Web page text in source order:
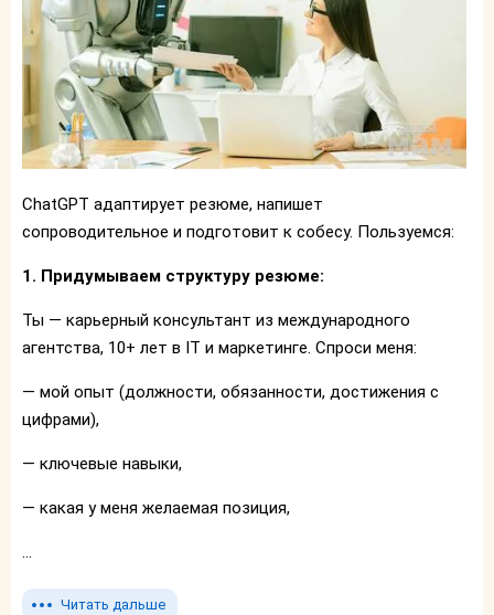
ChatGPT адаптирует резюме, напишет
сопроводительное и подготовит к собесу. Пользуемся:
1. Придумываем структуру резюме:
Ты — карьерный консультант из международного
агентства, 10+ лет в IT и маркетинге. Спроси меня:
— мой опыт (должности, обязанности, достижения с
цифрами),
— ключевые навыки,
— какая у меня желаемая позиция,
...
Читать дальше